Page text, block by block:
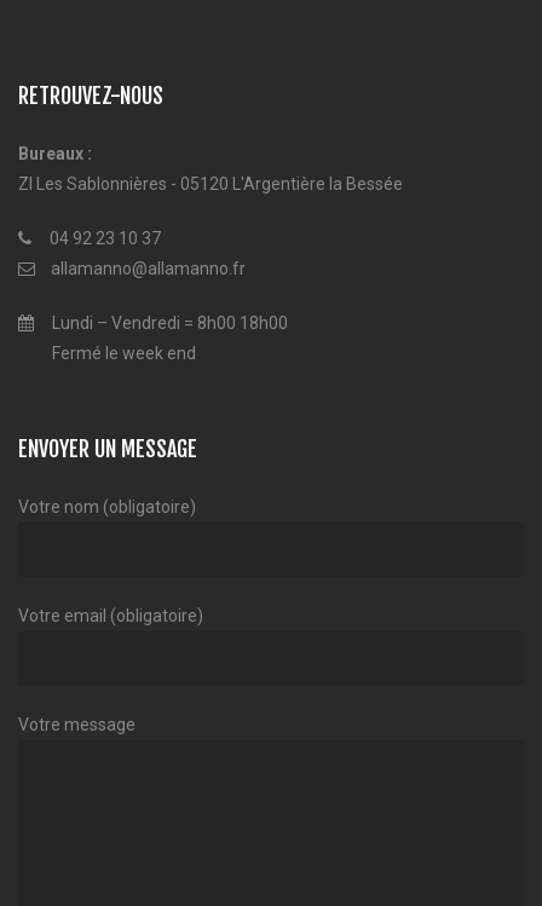
RETROUVEZ-NOUS
Bureaux :
ZI Les Sablonnières - 05120 L'Argentière la Bessée
04 92 23 10 37
allamanno@allamanno.fr
Lundi – Vendredi = 8h00 18h00
Fermé le week end
ENVOYER UN MESSAGE
Votre nom (obligatoire)
Votre email (obligatoire)
Votre message